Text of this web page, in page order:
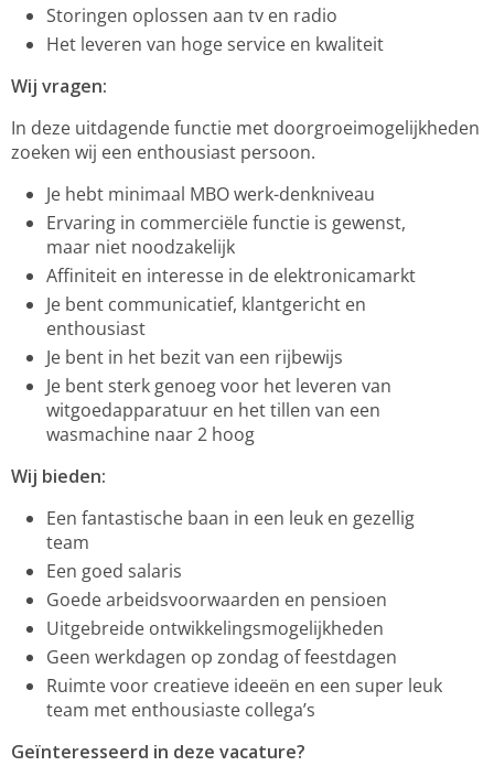
Storingen oplossen aan tv en radio
Het leveren van hoge service en kwaliteit
Wij vragen:
In deze uitdagende functie met doorgroeimogelijkheden
zoeken wij een enthousiast persoon.
Je hebt minimaal MBO werk-denkniveau
Ervaring in commerciële functie is gewenst,
maar niet noodzakelijk
Affiniteit en interesse in de elektronicamarkt
Je bent communicatief, klantgericht en
enthousiast
Je bent in het bezit van een rijbewijs
Je bent sterk genoeg voor het leveren van
witgoedapparatuur en het tillen van een
wasmachine naar 2 hoog
Wij bieden:
Een fantastische baan in een leuk en gezellig
team
Een goed salaris
Goede arbeidsvoorwaarden en pensioen
Uitgebreide ontwikkelingsmogelijkheden
Geen werkdagen op zondag of feestdagen
Ruimte voor creatieve ideeën en een super leuk
team met enthousiaste collega’s
Geïnteresseerd in deze vacature?